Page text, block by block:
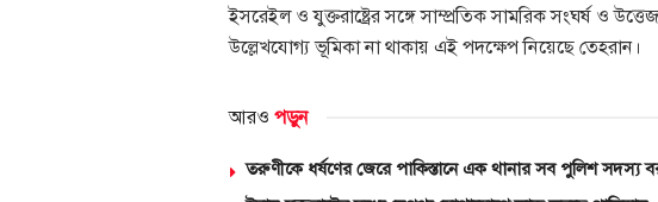
ইসরেইল ও যুক্তরাষ্ট্রের সঙ্গে সাম্প্রতিক সামরিক সংঘর্ষ ও
উল্লেখযোগ্য ভূমিকা না থাকায় এই পদক্ষেপ নিয়েছে তেহরান।
আরও পড়ুন
তরুণীকে ধর্ষণের জেরে পাকিস্তানে এক থানার সব পুলিশ সদস্য